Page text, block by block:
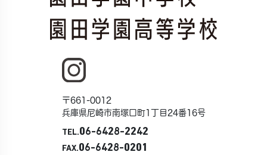
〒661-0012
兵庫県尼崎市南塚口町1丁目24番16号
TEL.06-6428-2242
FAX.06-6428-0201